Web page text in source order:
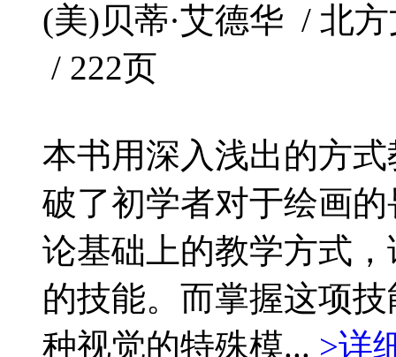
(美)贝蒂·艾德华 / 北
/ 222页
本书用深入浅出的方
破了初学者对于绘画
论基础上的教学方式
的技能。而掌握这项
种视觉的特殊模... >详